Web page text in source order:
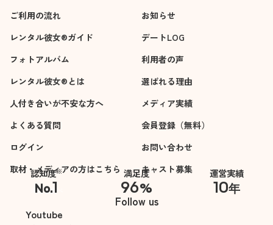
ご利用の流れ
お知らせ
レンタル彼女®ガイド
デートLOG
フォトアルバム
利用者の声
レンタル彼女®とは
選ばれる理由
人付き合いが不安な方へ
メディア実績
よくある質問
会員登録（無料）
ログイン
お問い合わせ
取材・メディアの方はこちら
キャスト募集
認知度※
No.1
※自社調べ
満足度
96%
運営実績
10年
Follow us
Youtube